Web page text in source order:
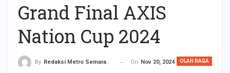
Grand Final AXIS
Nation Cup 2024
OLAH RAGA
By Redaksi Metro Semarang On Nov 20, 2024